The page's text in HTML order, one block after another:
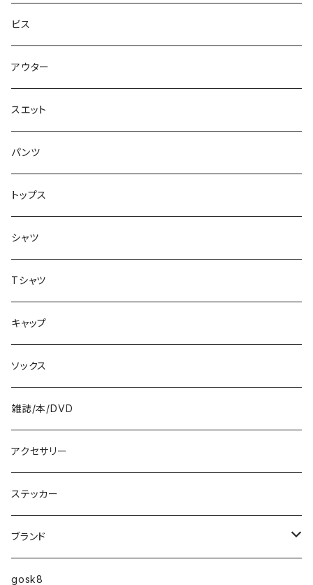
スエット
ソックス
アンダーウェア
アクセサリー
シューズ
バッグ
Small Shoes
7.8インチ
7.9インチ
8インチ
8.1インチ
8.2インチ
8.3インチ
8.4インチ
8.5インチ
8.6インチ
8.7インチ
9インチ
9.2インチ
10インチ
ファンシェイプ
ビス
アウター
スエット
パンツ
トップス
シャツ
Tシャツ
キャップ
ソックス
雑誌/本/DVD
アクセサリー
ステッカー
ブランド
HIGHFIVE
gosk8